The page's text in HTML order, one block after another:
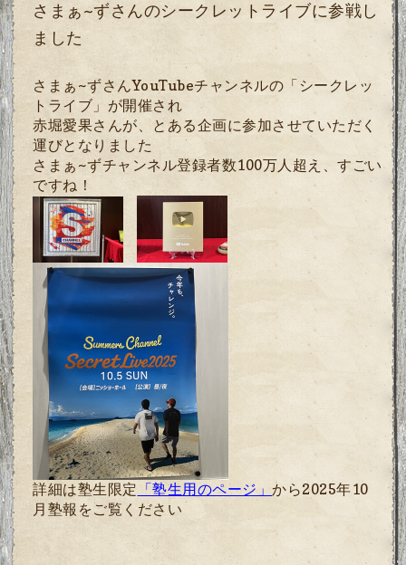
さまぁ~ずさんのシークレットライブに参戦し
ました
さまぁ~ずさんYouTubeチャンネルの「シークレッ
トライブ」が開催され
赤堀愛果さんが、とある企画に参加させていただく
運びとなりました
さまぁ~ずチャンネル登録者数100万人超え、すごい
ですね！
詳細は塾生限定 「塾生用のページ」から2025年10
月塾報をご覧ください